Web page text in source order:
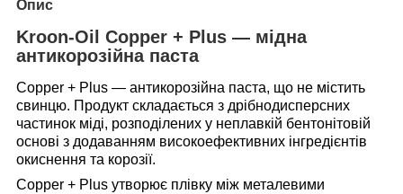
Опис
Kroon-Oil Copper + Plus — мідна
антикорозійна паста
Copper + Plus — антикорозійна паста, що не містить
свинцю. Продукт складається з дрібнодисперсних
частинок міді, розподілених у неплавкій бентонітовій
основі з додаванням високоефективних інгредієнтів
окиснення та корозії.
Copper + Plus утворює плівку між металевими